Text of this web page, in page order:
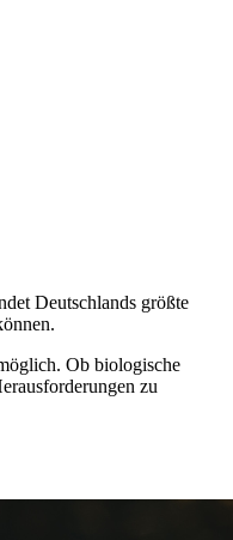
Deutschlands größte
Ob biologische
zu